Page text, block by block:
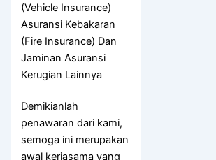
(Vehicle Insurance)
Asuransi Kebakaran
(Fire Insurance) Dan
Jaminan Asuransi
Kerugian Lainnya
Demikianlah
penawaran dari kami,
semoga ini merupakan
awal kerjasama yang